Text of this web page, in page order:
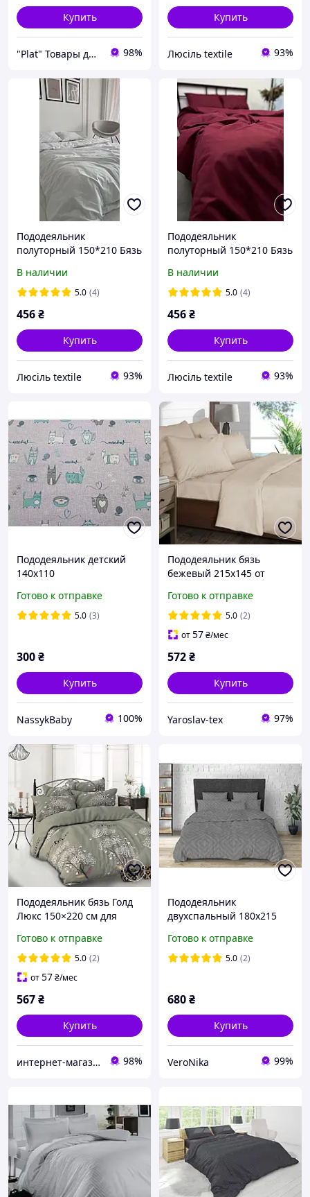
Купить
"Plat" Товары для дома и отдыха. 98%
Купить
Люсіль textile 93%
Пододеяльник
полуторный 150*210 Бязь
однотонные
В наличии
5.0 (4)
456₴
Купить
Люсіль textile 93%
Пододеяльник
полуторный 150*210 Бязь
однотонные
В наличии
5.0 (4)
456₴
Купить
Люсіль textile 93%
Пододеяльник детский
140х110
Готово к отправке
5.0 (3)
300₴
Купить
NassykBaby 100%
Пододеяльник бязь
бежевый 215х145 от
Готово к отправке
5.0 (2)
от57₴/мес
572₴
Купить
Yaroslav-tex 97%
Пододеяльник бязь Голд
Люкс 150×220 см для
Веточка хлопка
Готово к отправке
5.0 (2)
от57₴/мес
567₴
Купить
интернет-магазин "Вилена Текстиль" 98%
Пододеяльник
двухспальный 180х215
Люкс
Готово к отправке
5.0 (2)
680₴
Купить
VeroNika 99%